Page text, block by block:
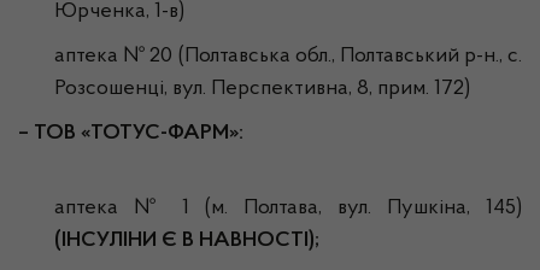
Юрченка, 1-в)
аптека № 20 (Полтавська обл., Полтавський р-н., с.
Розсошенці, вул. Перспективна, 8, прим. 172)
– ТОВ «ТОТУС-ФАРМ»:
аптека № 1 (м. Полтава, вул. Пушкіна, 145)
(ІНСУЛІНИ Є В НАВНОСТІ);